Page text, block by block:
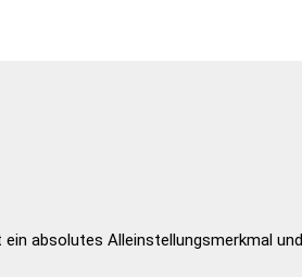
absolutes Alleinstellungsmerkmal und